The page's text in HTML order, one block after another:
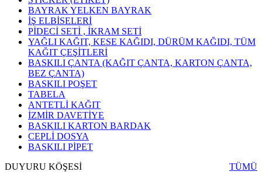
BAYRAK YELKEN BAYRAK
İŞ ELBİSELERİ
PİDECİ SETİ , İKRAM SETİ
YAĞLI KAĞIT, KESE KAĞIDI, DÜRÜM KAĞIDI, TÜM
KAĞIT ÇEŞİTLERİ
BASKILI ÇANTA (KAĞIT ÇANTA, KARTON ÇANTA,
BEZ ÇANTA)
BASKILI POŞET
TABELA
ANTETLİ KAĞIT
İZMİR DAVETİYE
BASKILI KARTON BARDAK
CEPLİ DOSYA
BASKILI PİPET
DUYURU KÖŞESİ
TÜMÜ